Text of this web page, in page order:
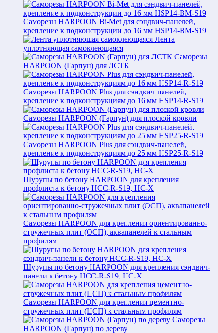
Саморезы HARPOON Bi-Met для сэндвич-панелей,
крепление к подконструкции до 16 мм HSP14-BM-S19
Лента
уплотняющая самоклеющаяся
Саморезы
HARPOON (Гарпун) для ЛСТК
Саморезы HARPOON Plus для сэндвич-панелей,
крепление к подконструкциям до 16 мм HSP14-R-S19
Саморезы HARPOON (Гарпун) для плоской кровли
Саморезы HARPOON Plus для сэндвич-панелей,
крепление к подконструкциям до 25 мм HSP25-R-S19
Шурупы по бетону HARPOON для крепления
профлиста к бетону HCC-R-S19, HC-X
Саморезы HARPOON для крепления ориентированно-
стружечных плит (ОСП), аквапанелей к стальным
профилям
Шурупы по бетону HARPOON для крепления сэндвич-
панели к бетону HCC-R-S19, HC-X
Саморезы HARPOON для крепления цементно-
стружечных плит (ЦСП) к стальным профилям
Саморезы
HARPOON (Гарпун) по дереву